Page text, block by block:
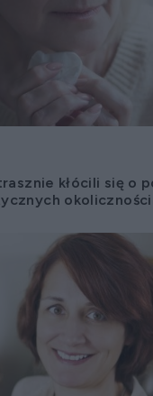
kłócili się o